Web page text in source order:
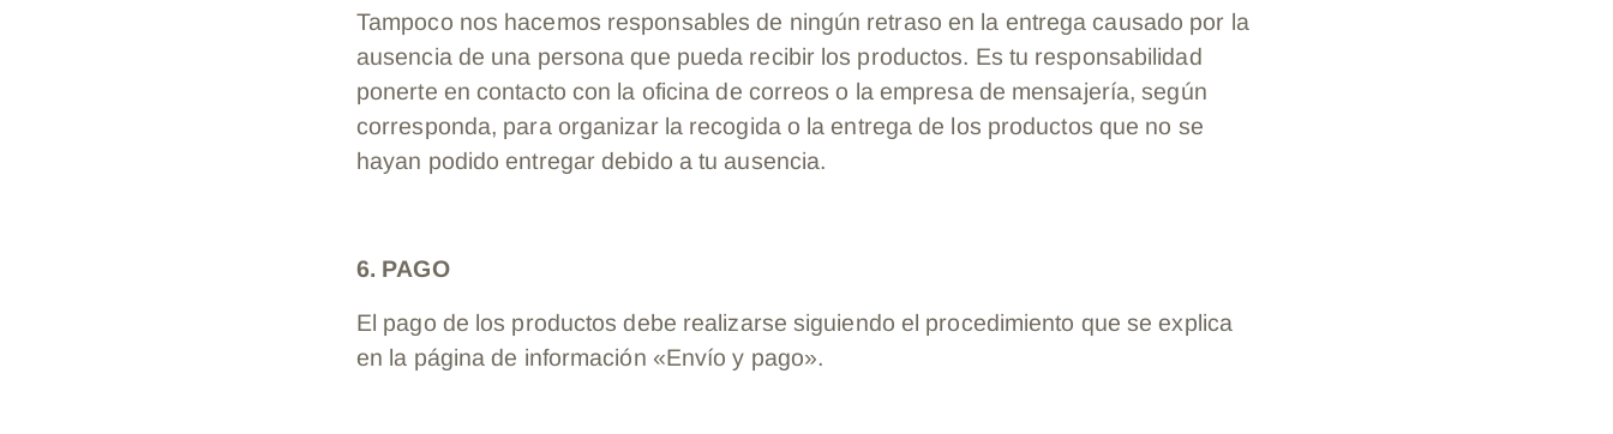
Tampoco nos hacemos responsables de ningún retraso en la entrega causado por la
ausencia de una persona que pueda recibir los productos. Es tu responsabilidad
ponerte en contacto con la oficina de correos o la empresa de mensajería, según
corresponda, para organizar la recogida o la entrega de los productos que no se
hayan podido entregar debido a tu ausencia.
6. PAGO
El pago de los productos debe realizarse siguiendo el procedimiento que se explica
en la página de información «Envío y pago».